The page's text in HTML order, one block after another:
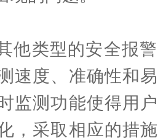
类型的安全报警
速度、准确性和
监测功能使得用
，采取相应的措